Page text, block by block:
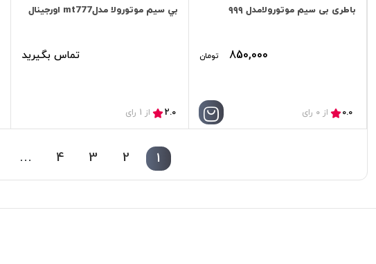
باطری بی سیم موتورولامدل ۹۹۹
850,000 تومان
0.0 از 0 رای
بي سيم موتورولا مدلmt777 اورجينال
تماس بگیرید
2.0 از 1 رای
1
2
3
4
…